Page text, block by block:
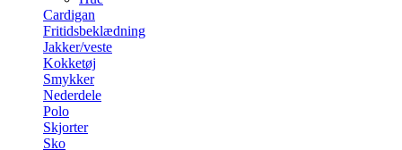
Cardigan
Fritidsbeklædning
Jakker/veste
Kokketøj
Smykker
Nederdele
Polo
Skjorter
Sko